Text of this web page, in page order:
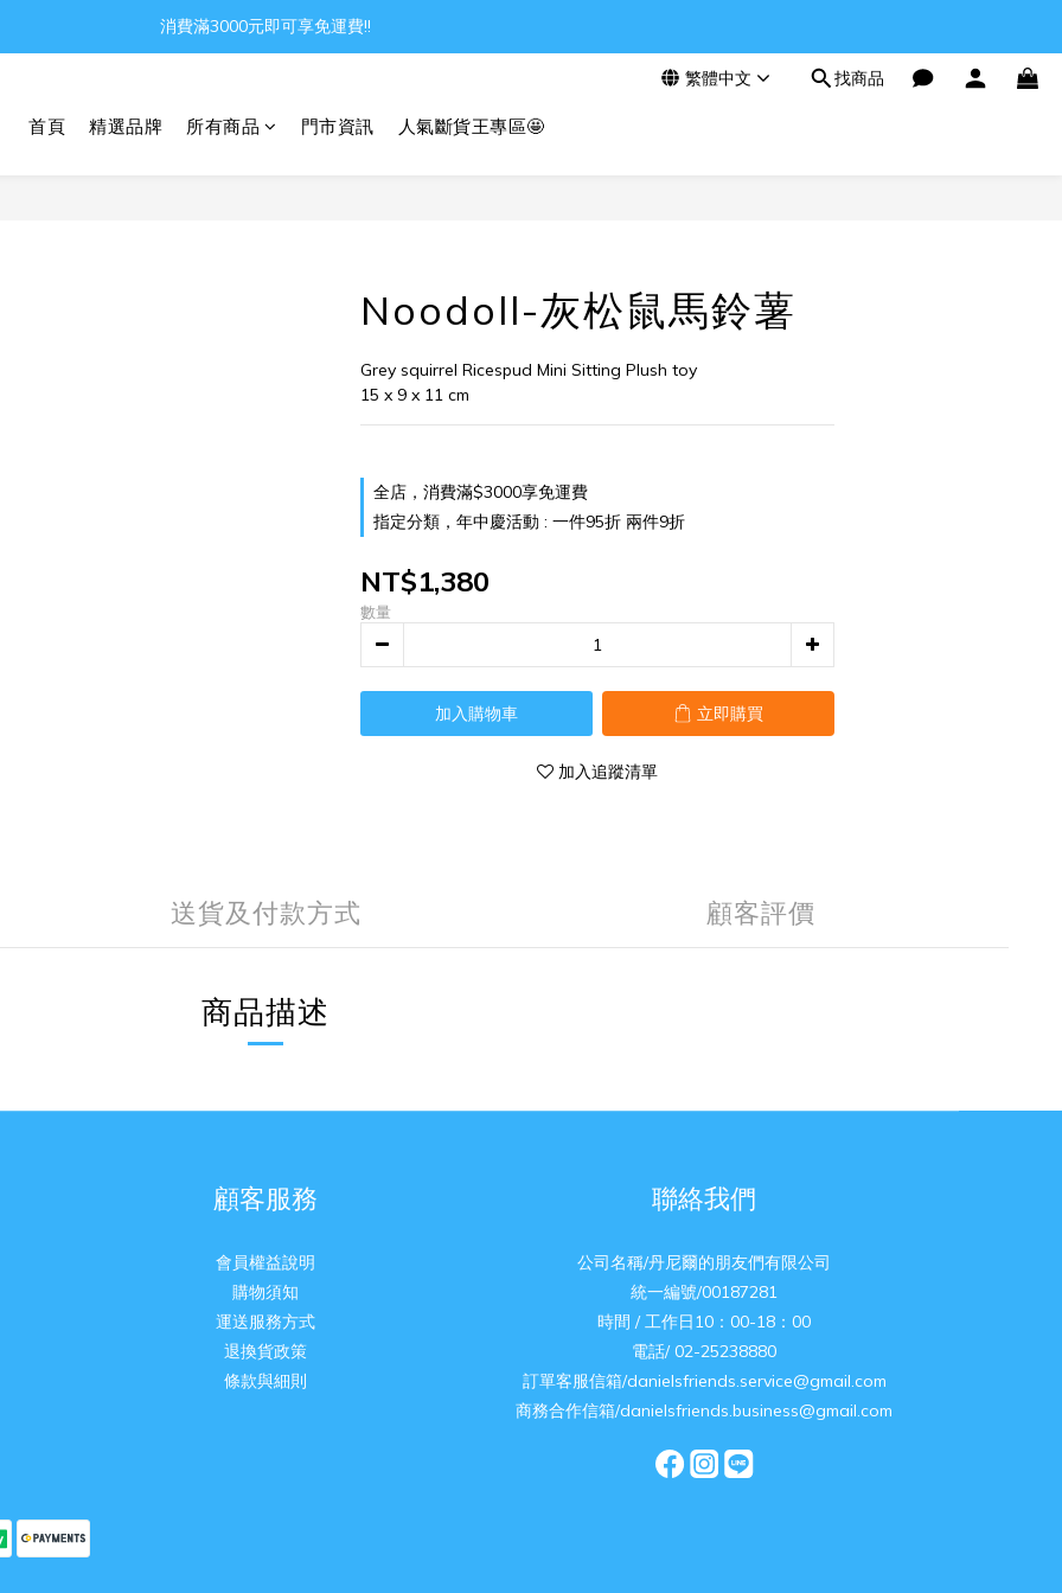
Gather all the joys in the world
繁體中文 找商品
首頁 精選品牌 所有商品 門市資訊 人氣斷貨王專區🤩
Noodoll-灰松鼠馬鈴薯
Grey squirrel Ricespud Mini Sitting Plush toy
15 x 9 x 11 cm
全店，消費滿$3000享免運費
指定分類，年中慶活動 : 一件95折 兩件9折
NT$1,380
數量
加入購物車 立即購買
加入追蹤清單
送貨及付款方式 顧客評價
商品描述
顧客服務
會員權益說明
購物須知
運送服務方式
退換貨政策
條款與細則
聯絡我們
公司名稱/丹尼爾的朋友們有限公司
統一編號/00187281
時間 / 工作日10：00-18：00
電話/ 02-25238880
訂單客服信箱/danielsfriends.service@gmail.com
商務合作信箱/danielsfriends.business@gmail.com